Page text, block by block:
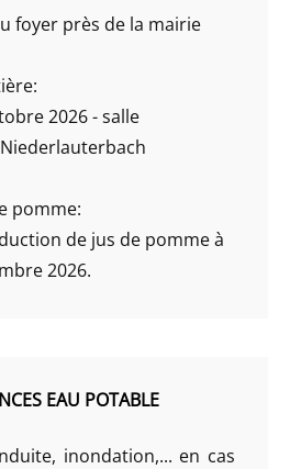
foyer près de la mairie
2026 - salle
pomme:
de jus de pomme à
2026.
EAU POTABLE
inondation,... en cas